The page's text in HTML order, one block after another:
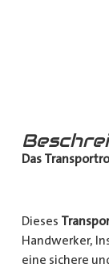
Das
Dieses
Handwerker,
eine sichere